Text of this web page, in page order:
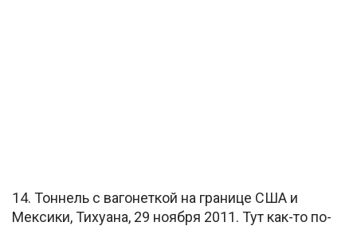
14. Тоннель с вагонеткой на границе США и
Мексики, Тихуана, 29 ноября 2011. Тут как-то по-